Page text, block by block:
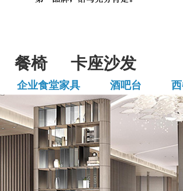
餐椅 卡座沙发
企业食堂家具 酒吧台